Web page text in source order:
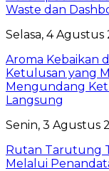
Waste dan
Selasa, 4
Aroma Kebaikan
Ketulusan yang
Mengundang
Langsung
Senin, 3 Agustus
Rutan Tarutung
Melalui